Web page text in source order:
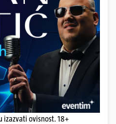
izazvati ovisnost. 18+